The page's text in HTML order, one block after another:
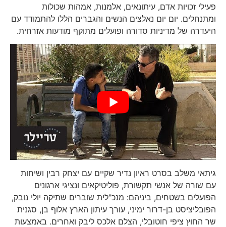
פעילי זכויות אדם, עיתונאים, אלמנות, אמהות שכולות
ומתנחלים. יום יום נאלצים הנשים והגברים הללו להתמודד עם
היעדרה של מדיניות סדורה ופועלים מתוקף מודעות אזרחית.
גיתאי משלב בסרט ראיון נדיר שקיים עם יצחק רבין ושיחות
עם שורה של אנשי תקשורת, פוליטיקאים ונציגי ארגונים
הפועלים בשטחים, ביניהם: מנכ"לית שוברים שתיקה יולי נובק,
הפובליציסט בן-דרור ימיני, עורך עיתון הארץ אלוף בן, סגנית
שר החוץ ציפי חוטובלי, הצלם אלכס ליבק ואחרים. באמצעות